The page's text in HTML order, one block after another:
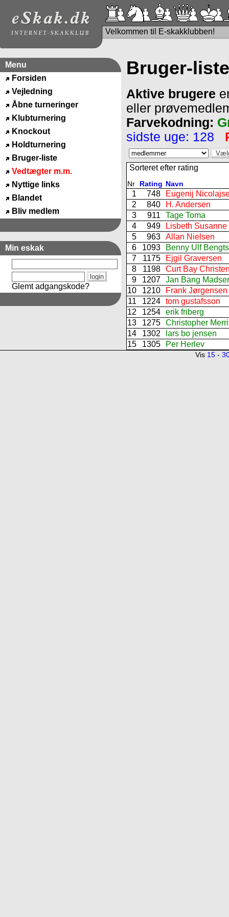
Velkommen til E-skakklubben!
Menu
Forsiden
Vejledning
Åbne turneringer
Klubturnering
Knockout
Holdturnering
Bruger-liste
Vedtægter m.m.
Nyttige links
Blandet
Bliv medlem
Min eskak
Glemt adgangskode?
Bruger-liste
Aktive brugere
eller
Farvekodning:
sidste uge: 128
Sorteret efter rating
Nr Rating Navn
1 748
Eugenij
2
840
H. Andersen
3
911
Tage Toma
4
949
Lisbeth
5
963 Allan Nielsen
6
1093
Benny Ulf
7
1175
Ejgil Graversen
8
1198 Curt Bay
9
1207 Jan Bang
10
1210
Frank Jørgensen
11
1224 tom gustafsson
12
1254 erik friberg
13
1275 Christopher
14
1302
lars bo jensen
15
1305 Per Herlev
Vis 15 -